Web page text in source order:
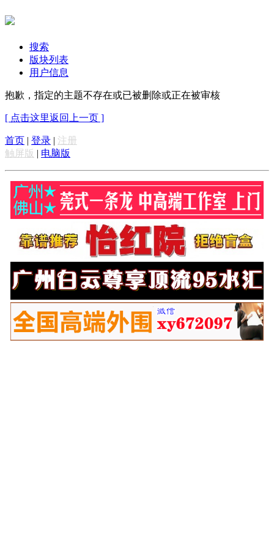
搜索
版块列表
用户信息
抱歉，指定的主题不存在或已被删除或正在被审核
[ 点击这里返回上一页 ]
首页 | 登录 | 注册
触屏版 | 电脑版